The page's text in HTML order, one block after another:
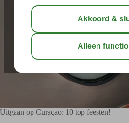
Uitgaan op Curaçao: 10 top feesten!